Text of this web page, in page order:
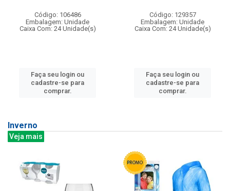
Código: 106486
Embalagem: Unidade
Caixa Com: 24 Unidade(s)
Faça seu login ou
cadastre-se para
comprar.
Código: 129357
Embalagem: Unidade
Caixa Com: 24 Unidade(s)
Faça seu login ou
cadastre-se para
comprar.
Inverno
Veja mais